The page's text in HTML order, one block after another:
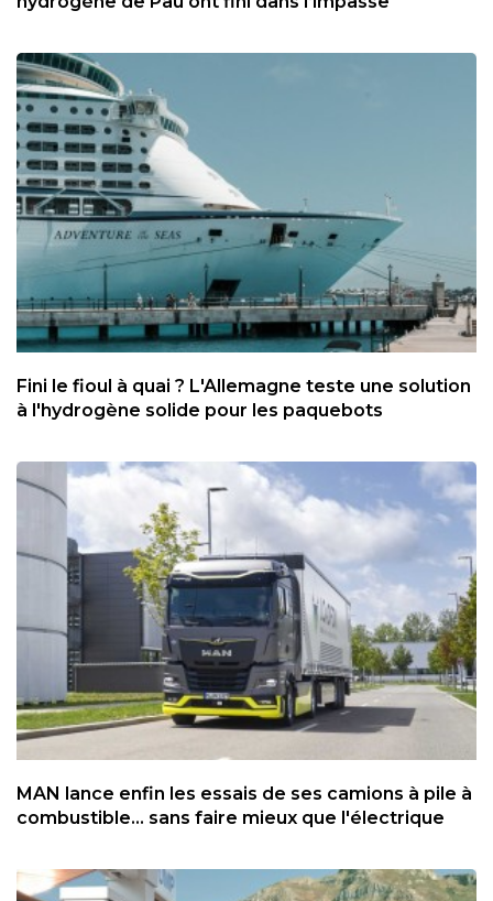
Fini le fioul à quai ? L'Allemagne teste une solution
à l'hydrogène solide pour les paquebots
MAN lance enfin les essais de ses camions à pile à
combustible... sans faire mieux que l'électrique